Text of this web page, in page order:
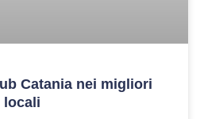
Catania nei migliori
locali